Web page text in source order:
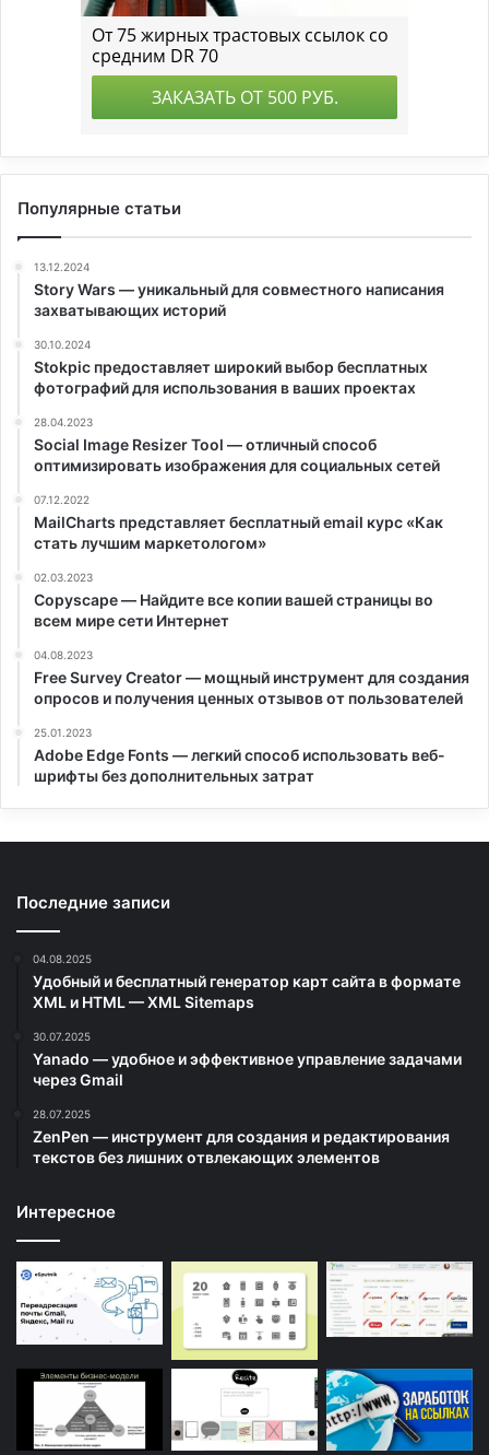
Популярные статьи
13.12.2024
Story Wars — уникальный для совместного написания
захватывающих историй
30.10.2024
Stokpic предоставляет широкий выбор бесплатных
фотографий для использования в ваших проектах
28.04.2023
Social Image Resizer Tool — отличный способ
оптимизировать изображения для социальных сетей
07.12.2022
MailCharts представляет бесплатный email курс «Как
стать лучшим маркетологом»
02.03.2023
Copyscape — Найдите все копии вашей страницы во
всем мире сети Интернет
04.08.2023
Free Survey Creator — мощный инструмент для создания
опросов и получения ценных отзывов от пользователей
25.01.2023
Adobe Edge Fonts — легкий способ использовать веб-
шрифты без дополнительных затрат
Последние записи
04.08.2025
Удобный и бесплатный генератор карт сайта в формате
XML и HTML — XML Sitemaps
30.07.2025
Yanado — удобное и эффективное управление задачами
через Gmail
28.07.2025
ZenPen — инструмент для создания и редактирования
текстов без лишних отвлекающих элементов
Интересное